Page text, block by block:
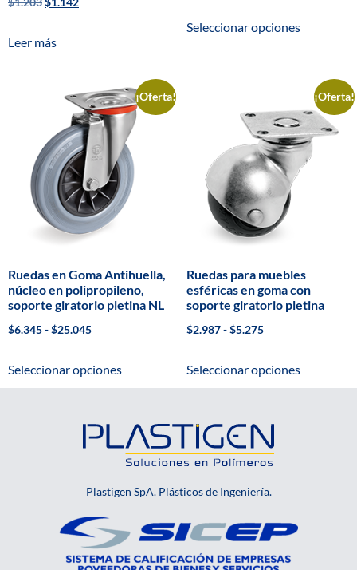
Leer más
Seleccionar opciones
¡Oferta!
Ruedas en Goma Antihuella,
núcleo en polipropileno,
soporte giratorio pletina NL
$6.345-$25.045
Seleccionar opciones
¡Oferta!
Ruedas para muebles
esféricas en goma con
soporte giratorio pletina
$2.987-$5.275
Seleccionar opciones
Plastigen SpA. Plásticos de Ingeniería.